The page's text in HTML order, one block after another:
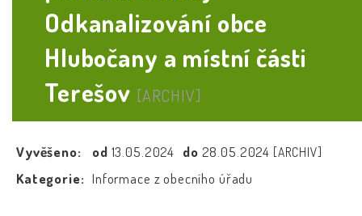
Odkanalizování obce
Hlubočany a místní části
Terešov [ARCHIV]
Vyvěšeno: od 13.05.2024 do 28.05.2024 [ARCHIV]
Kategorie: Informace z obecního úřadu